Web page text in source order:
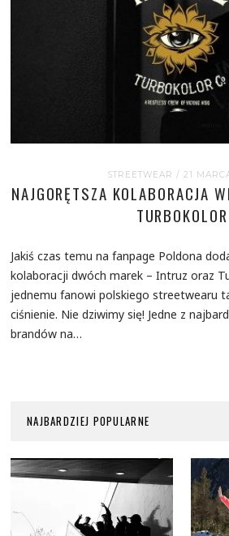
STREETWEAR / 21
NAJGORĘTSZA KOLABORACJA
TURBOKOLOR
Jakiś czas temu na fanpage Poldona
kolaboracji dwóch marek – Intruz oraz
jednemu fanowi polskiego streetwearu
ciśnienie. Nie dziwimy się! Jedne z
brandów na…
NAJBARDZIEJ POPULARNE